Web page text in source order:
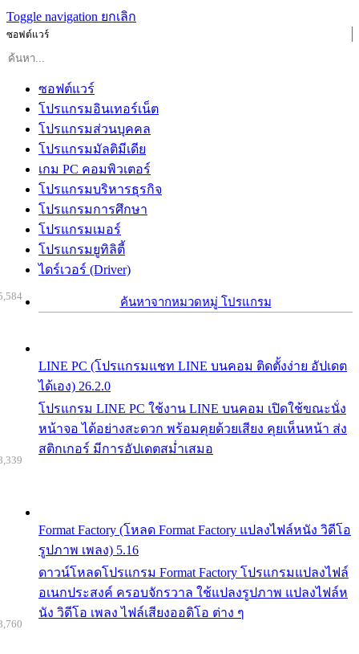
Toggle navigation ยกเลิก
ซอฟต์แวร์
ซอฟต์แวร์
โปรแกรมอินเทอร์เน็ต
โปรแกรมส่วนบุคคล
โปรแกรมมัลติมีเดีย
เกม PC คอมพิวเตอร์
โปรแกรมบริหารธุรกิจ
โปรแกรมการศึกษา
โปรแกรมเมอร์
โปรแกรมยูทิลิตี้
ไดร์เวอร์ (Driver)
ค้นหาจากหมวดหมู่ โปรแกรม
LINE PC (โปรแกรมแชท LINE บนคอม ติดตั้งง่าย อัปเดต
ได้เอง) 26.2.0
โปรแกรม LINE PC ใช้งาน LINE บนคอม เปิดใช้ขณะนั่ง
หน้าจอ ได้อย่างสะดวก พร้อมคุยด้วยเสียง คุยเห็นหน้า ส่ง
สติกเกอร์ มีการอัปเดตสม่ำเสมอ
Format Factory (โหลด Format Factory แปลงไฟล์หนัง วิดีโอ
รูปภาพ เพลง) 5.16
ดาวน์โหลดโปรแกรม Format Factory โปรแกรมแปลงไฟล์
อเนกประสงค์ ครอบจักรวาล ใช้แปลงรูปภาพ แปลงไฟล์ห
นัง วิดีโอ เพลง ไฟล์เสียงออดิโอ ต่าง ๆ